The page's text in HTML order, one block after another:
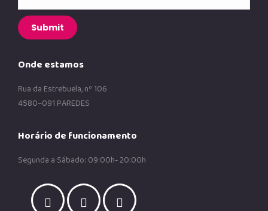
Submit
Onde estamos
Rua da Estrebuela, nº 106
4580–091 PAREDES
Horário de funcionamento
Segunda a Sábado: 09:00h- 20:00h